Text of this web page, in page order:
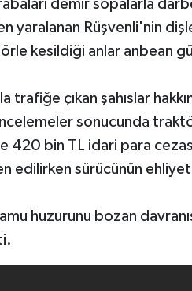
demir sopalarla
yaralanan Rüşvenli'nin
kesildiği anlar anbean
trafiğe çıkan şahıslar
incelemeler sonucunda
420 bin TL idari para
edilirken sürücünün
huzurunu bozan